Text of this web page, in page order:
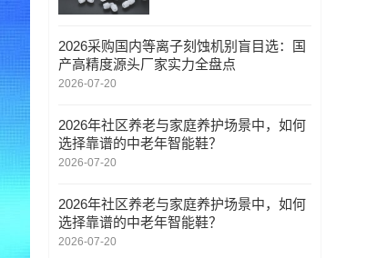
2026采购国内等离子刻蚀机别盲目选：国
产高精度源头厂家实力全盘点
2026-07-20
2026年社区养老与家庭养护场景中，如何
选择靠谱的中老年智能鞋？
2026-07-20
2026年社区养老与家庭养护场景中，如何
选择靠谱的中老年智能鞋？
2026-07-20